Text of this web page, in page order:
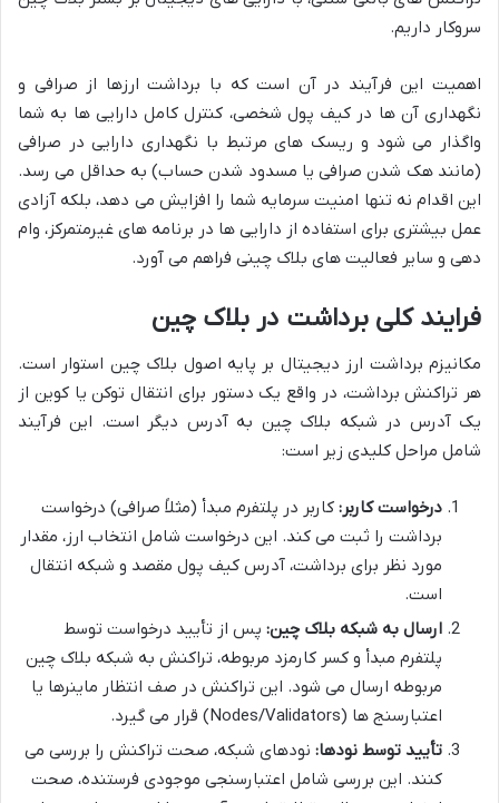
سروکار داریم.
اهمیت این فرآیند در آن است که با برداشت ارزها از صرافی و
نگهداری آن ها در کیف پول شخصی، کنترل کامل دارایی ها به شما
واگذار می شود و ریسک های مرتبط با نگهداری دارایی در صرافی
(مانند هک شدن صرافی یا مسدود شدن حساب) به حداقل می رسد.
این اقدام نه تنها امنیت سرمایه شما را افزایش می دهد، بلکه آزادی
عمل بیشتری برای استفاده از دارایی ها در برنامه های غیرمتمرکز، وام
دهی و سایر فعالیت های بلاک چینی فراهم می آورد.
فرایند کلی برداشت در بلاک چین
مکانیزم برداشت ارز دیجیتال بر پایه اصول بلاک چین استوار است.
هر تراکنش برداشت، در واقع یک دستور برای انتقال توکن یا کوین از
یک آدرس در شبکه بلاک چین به آدرس دیگر است. این فرآیند
شامل مراحل کلیدی زیر است:
درخواست کاربر: کاربر در پلتفرم مبدأ (مثلاً صرافی) درخواست
برداشت را ثبت می کند. این درخواست شامل انتخاب ارز، مقدار
مورد نظر برای برداشت، آدرس کیف پول مقصد و شبکه انتقال
است.
ارسال به شبکه بلاک چین: پس از تأیید درخواست توسط
پلتفرم مبدأ و کسر کارمزد مربوطه، تراکنش به شبکه بلاک چین
مربوطه ارسال می شود. این تراکنش در صف انتظار ماینرها یا
اعتبارسنج ها (Nodes/Validators) قرار می گیرد.
تأیید توسط نودها: نودهای شبکه، صحت تراکنش را بررسی می
کنند. این بررسی شامل اعتبارسنجی موجودی فرستنده، صحت